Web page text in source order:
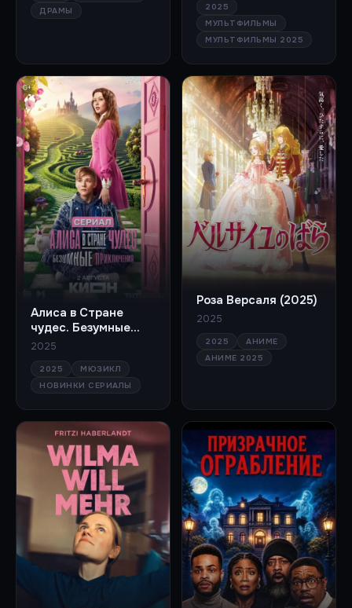
ДРАМЫ
2025
МУЛЬТФИЛЬМЫ
МУЛЬТФИЛЬМЫ 2025
Алиса в Стране
чудес. Безумные
приключения
2025
2025
МЮЗИКЛ
НОВИНКИ СЕРИАЛЫ
Роза Версаля (2025)
2025
2025
АНИМЕ
АНИМЕ 2025